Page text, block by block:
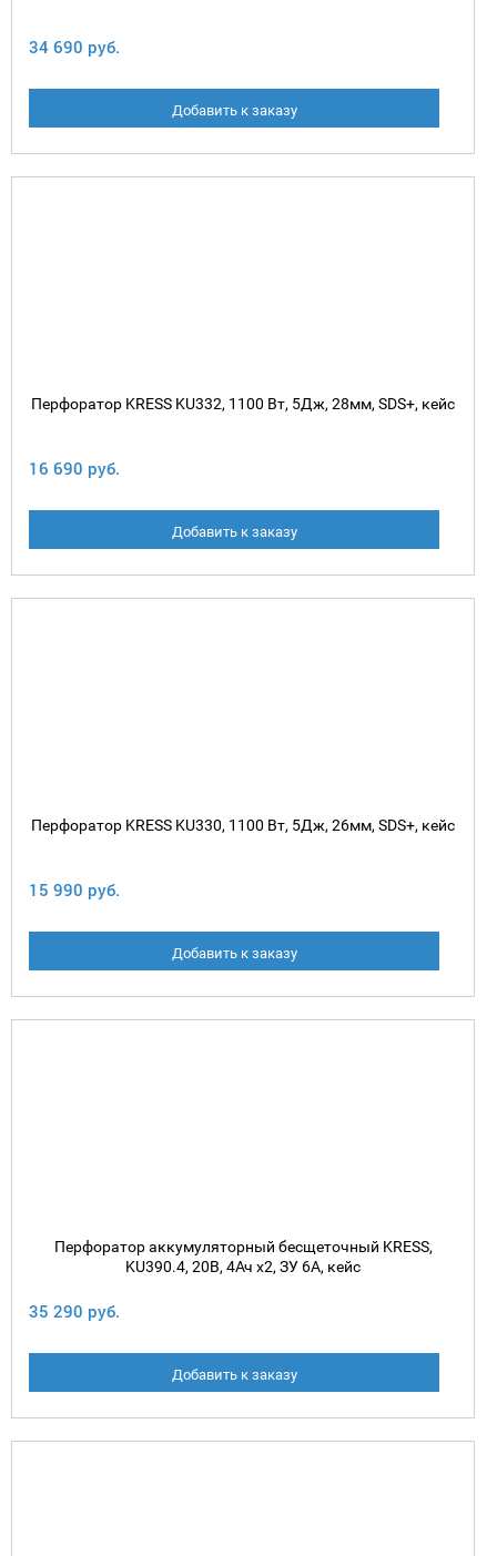
34 690 руб.
Добавить к заказу
Перфоратор KRESS KU332, 1100 Вт, 5Дж, 28мм, SDS+, кейс
16 690 руб.
Добавить к заказу
Перфоратор KRESS KU330, 1100 Вт, 5Дж, 26мм, SDS+, кейс
15 990 руб.
Добавить к заказу
Перфоратор аккумуляторный бесщеточный KRESS,
KU390.4, 20В, 4Ач х2, ЗУ 6А, кейс
35 290 руб.
Добавить к заказу